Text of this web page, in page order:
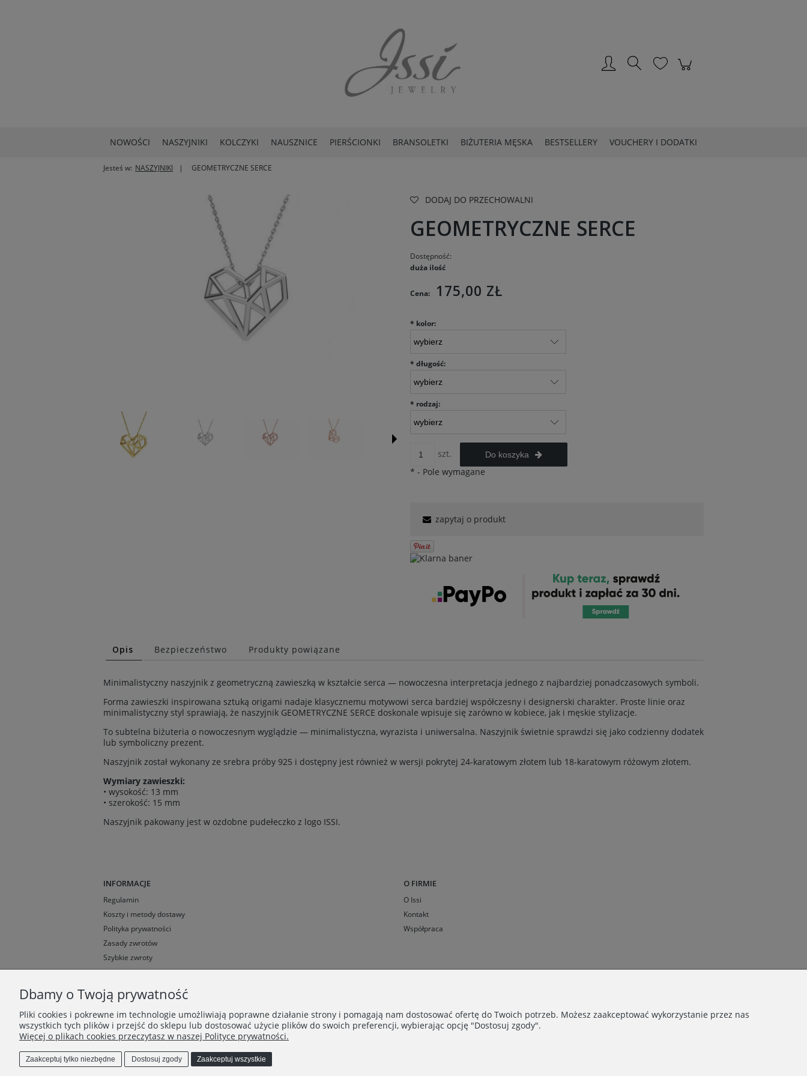
NOWOŚCI NASZYJNIKI KOLCZYKI NAUSZNICE PIERŚCIONKI BRANSOLETKI BIŻUTERIA MĘSKA BESTSELLERY VOUCHERY I DODATKI
Jesteś w: NASZYJNIKI GEOMETRYCZNE SERCE
DODAJ DO PRZECHOWALNI
GEOMETRYCZNE SERCE
Dostępność:
duża ilość
Cena: 175,00 ZŁ
* kolor:
* długość:
* rodzaj:
szt. Do koszyka
* - Pole wymagane
zapytaj o produkt
Opis Bezpieczeństwo Produkty powiązane
Minimalistyczny naszyjnik z geometryczną zawieszką w kształcie serca — nowoczesna interpretacja jednego z najbardziej ponadczasowych symboli.
Forma zawieszki inspirowana sztuką origami nadaje klasycznemu motywowi serca bardziej współczesny i designerski charakter. Proste linie oraz
minimalistyczny styl sprawiają, że naszyjnik GEOMETRYCZNE SERCE doskonale wpisuje się zarówno w kobiece, jak i męskie stylizacje.
To subtelna biżuteria o nowoczesnym wyglądzie — minimalistyczna, wyrazista i uniwersalna. Naszyjnik świetnie sprawdzi się jako codzienny dodatek
lub symboliczny prezent.
Naszyjnik został wykonany ze srebra próby 925 i dostępny jest również w wersji pokrytej 24-karatowym złotem lub 18-karatowym różowym złotem.
Wymiary zawieszki:
• wysokość: 13 mm
• szerokość: 15 mm
Naszyjnik pakowany jest w ozdobne pudełeczko z logo ISSI.
INFORMACJE
Regulamin
Koszty i metody dostawy
Polityka prywatności
Zasady zwrotów
Szybkie zwroty
O FIRMIE
O Issi
Kontakt
Współpraca
Dbamy o Twoją prywatność
Pliki cookies i pokrewne im technologie umożliwiają poprawne działanie strony i pomagają nam dostosować ofertę do Twoich potrzeb. Możesz zaakceptować wykorzystanie przez nas
wszystkich tych plików i przejść do sklepu lub dostosować użycie plików do swoich preferencji, wybierając opcję "Dostosuj zgody".
Więcej o plikach cookies przeczytasz w naszej Polityce prywatności.
Zaakceptuj tylko niezbędne Dostosuj zgody Zaakceptuj wszystkie